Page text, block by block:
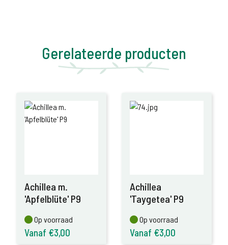
Gerelateerde producten
Achillea m.
'Apfelblüte' P9
Op voorraad
Op voorraad
Vanaf €3,00
Achillea
'Taygetea' P9
Op voorraad
Op voorraad
Vanaf €3,00